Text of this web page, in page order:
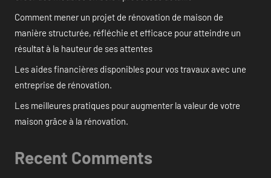
Comment mener un projet de rénovation de maison de
manière structurée, réfléchie et efficace pour atteindre un
résultat à la hauteur de ses attentes
Les aides financières disponibles pour vos travaux avec une
entreprise de rénovation.
Les meilleures pratiques pour augmenter la valeur de votre
maison grâce à la rénovation.
Recent Comments